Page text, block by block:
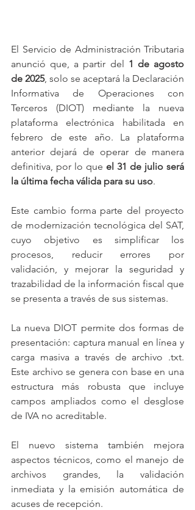
El Servicio de Administración Tributaria
anunció que, a partir del 1 de agosto
de 2025, solo se aceptará la Declaración
Informativa de Operaciones con
Terceros (DIOT) mediante la nueva
plataforma electrónica habilitada en
febrero de este año. La plataforma
anterior dejará de operar de manera
definitiva, por lo que el 31 de julio será
la última fecha válida para su uso.
Este cambio forma parte del proyecto
de modernización tecnológica del SAT,
cuyo objetivo es simplificar los
procesos, reducir errores por
validación, y mejorar la seguridad y
trazabilidad de la información fiscal que
se presenta a través de sus sistemas.
La nueva DIOT permite dos formas de
presentación: captura manual en línea y
carga masiva a través de archivo .txt.
Este archivo se genera con base en una
estructura más robusta que incluye
campos ampliados como el desglose
de IVA no acreditable.
El nuevo sistema también mejora
aspectos técnicos, como el manejo de
archivos grandes, la validación
inmediata y la emisión automática de
acuses de recepción.